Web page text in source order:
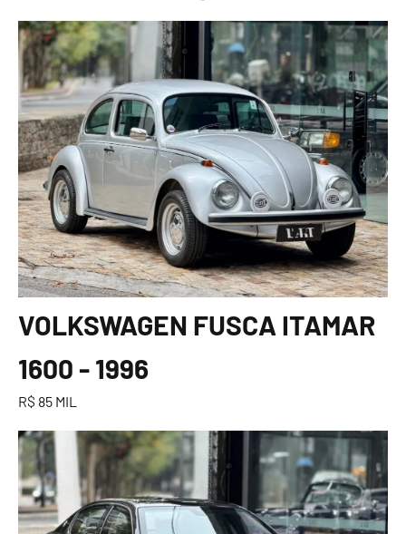
VOLKSWAGEN FUSCA ITAMAR
1600 - 1996
R$ 85 MIL